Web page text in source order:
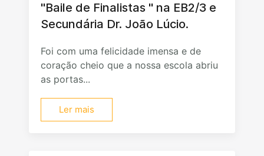
"Baile de Finalistas " na EB2/3 e
Secundária Dr. João Lúcio.
Foi com uma felicidade imensa e de
coração cheio que a nossa escola abriu
as portas...
Ler mais